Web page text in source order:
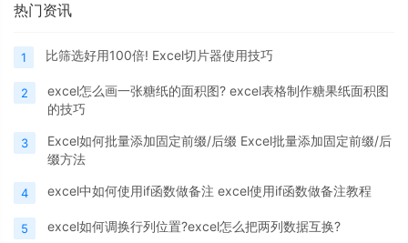
热门资讯
1 比筛选好用100倍! Excel切片器使用技巧
2
excel怎么画一张糖纸的面积图? excel表格制作糖果纸面积图
的技巧
3
Excel如何批量添加固定前缀/后缀 Excel批量添加固定前缀/后
缀方法
4 excel中如何使用if函数做备注 excel使用if函数做备注教程
5 excel如何调换行列位置?excel怎么把两列数据互换?